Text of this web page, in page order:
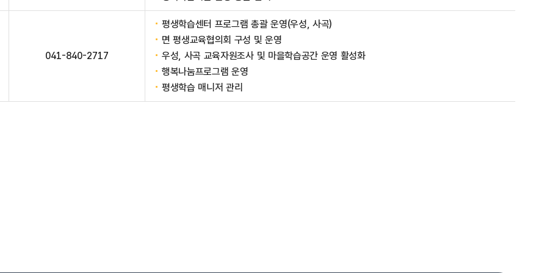
041-840-2717
평생학습센터 프로그램 총괄 운영(우성, 사곡)
면 평생교육협의회 구성 및 운영
우성, 사곡 교육자원조사 및 마을학습공간 운영 활성화
행복나눔프로그램 운영
평생학습 매니저 관리